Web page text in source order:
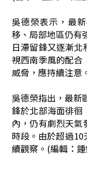
吳德榮表示，最
移、局部地區仍有
日滯留鋒又逐漸
視西南季風的配合
威脅，應持續注意
吳德榮指出，最新
鋒於北部海面徘徊
內，仍有劇烈天
時段。由於超過
續觀察。(編輯：